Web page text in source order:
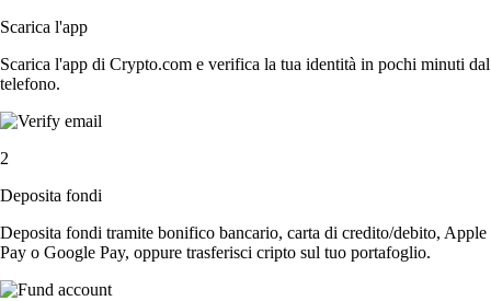
Scarica l'app
Scarica l'app di Crypto.com e verifica la tua identità in pochi minuti dal
telefono.
2
Deposita fondi
Deposita fondi tramite bonifico bancario, carta di credito/debito, Apple
Pay o Google Pay, oppure trasferisci cripto sul tuo portafoglio.